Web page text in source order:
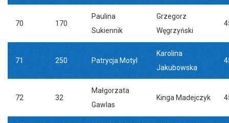
70 170
Paulina
Sukiennik
Grzegorz
Węgrzyński
71 250 Patrycja Motyl
Karolina
Jakubowska
72 32
Małgorzata
Gawlas
Kinga Madejczyk